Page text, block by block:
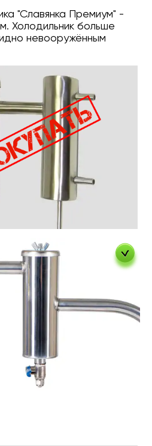
"Славянка Премиум" -
Холодильник больше
невооружённым